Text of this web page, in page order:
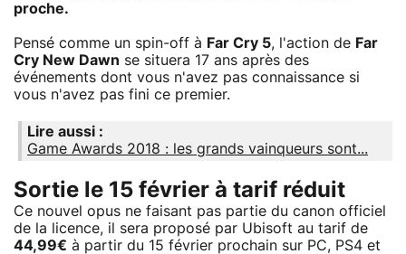
proche.
Pensé comme un spin-off à Far Cry 5, l'action de Far
Cry New Dawn se situera 17 ans après des
événements dont vous n'avez pas connaissance si
vous n'avez pas fini ce premier.
Lire aussi :
Game Awards 2018 : les grands vainqueurs sont...
Sortie le 15 février à tarif réduit
Ce nouvel opus ne faisant pas partie du canon officiel
de la licence, il sera proposé par Ubisoft au tarif de
44,99€ à partir du 15 février prochain sur PC, PS4 et